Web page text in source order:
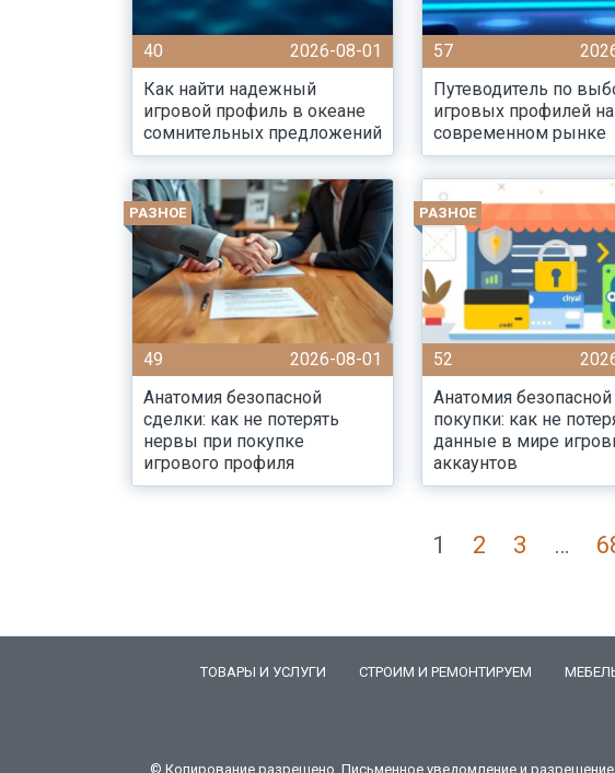
40
2026-08-01
Как найти надежный
игровой профиль в океане
сомнительных предложений
57
Путеводитель по
игровых профилей на
современном рынке
РАЗНОЕ
49
2026-08-01
Анатомия безопасной
сделки: как не потерять
нервы при покупке
игрового профиля
РАЗНОЕ
52
Анатомия безопасной
покупки: как не
данные в мире
аккаунтов
1 2 3 …
ТОВАРЫ И УСЛУГИ СТРОИМ И РЕМОНТИРУЕМ
© Копирование разрешено. Письменное уведомление и разрешение